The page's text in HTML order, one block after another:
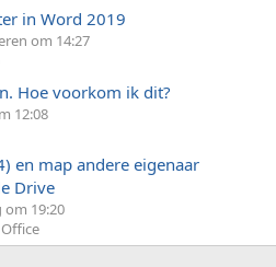
in Word 2019
om 14:27
Hoe voorkom ik dit?
12:08
en map andere eigenaar
Drive
19:20